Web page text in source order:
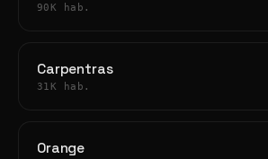
90K hab.
Carpentras
31K hab.
Orange